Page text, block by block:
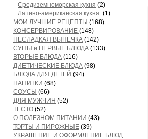
Средиземноморская кухня (2)
Латино-американская кухня. (1)
МОИ ЛУЧШИЕ РЕЦЕПТЫ (168)
КОНСЕРВИРОВАНИЕ (148)
НЕСЛАДКАЯ ВЫПЕЧКА (142)
СУПЫ и ПЕРВЫЕ БЛЮДА (133)
ВТОРЫЕ БЛЮДА (116)
ДИЕТИЧЕСКИЕ БЛЮДА (98)
БЛЮДА ДЛЯ ДЕТЕЙ (94)
НАПИТКИ (68)
СОУСЫ (66)
ДЛЯ МУЖЧИН (52)
ТЕСТО (52)
О ПОЛЕЗНОМ ПИТАНИИ (43)
ТОРТЫ И ПИРОЖНЫЕ (39)
УКРАШЕНИЕ И ОФОРМЛЕНИЕ БЛЮД